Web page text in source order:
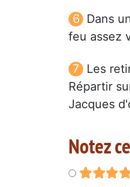
Dans
feu assez
Les
Répartir
Jacques
Notez